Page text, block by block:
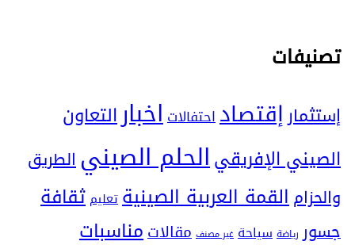
تصنيفات
إستثمارإقتصاداحتفالاتاخبارالتعاون
الصيني الإفريقيالحلم الصينيالطريق
والحزامالقمة العربية الصينيةتعليم ثقافة
جسور رياضة سياحة غير مصنف مقالاتمناسبات